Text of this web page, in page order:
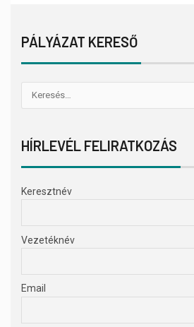
PÁLYÁZAT KERESŐ
HÍRLEVÉL FELIRATKOZÁS
Keresztnév
Vezetéknév
Email